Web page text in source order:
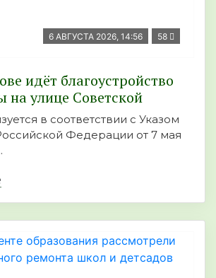
6 АВГУСТА 2026, 14:56 58
идёт благоустройство
на улице Советской
в соответствии с Указом
Федерации от 7 мая